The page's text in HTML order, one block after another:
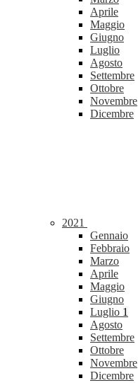
Aprile
Maggio
Giugno
Luglio
Agosto
Settembre
Ottobre
Novembre
Dicembre
2021
Gennaio
Febbraio
Marzo
Aprile
Maggio
Giugno
Luglio 1
Agosto
Settembre
Ottobre
Novembre
Dicembre